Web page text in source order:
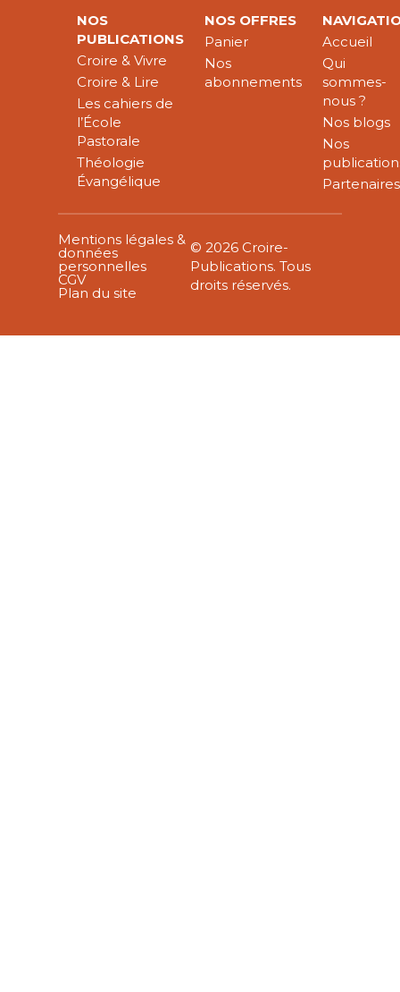
NOS
PUBLICATIONS
Croire & Vivre
Croire & Lire
Les cahiers de
l’École
Pastorale
Théologie
Évangélique
NOS OFFRES
Panier
Nos
abonnements
Accueil
Qui
sommes-
nous ?
Nos blogs
Nos
Partenaires
Mentions légales &
données
personnelles
CGV
Plan du site
© 2026 Croire-
Publications. Tous
droits réservés.